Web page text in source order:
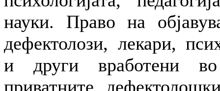
науки. Право на
дефектолози, лекари,
и други вработени
приватните